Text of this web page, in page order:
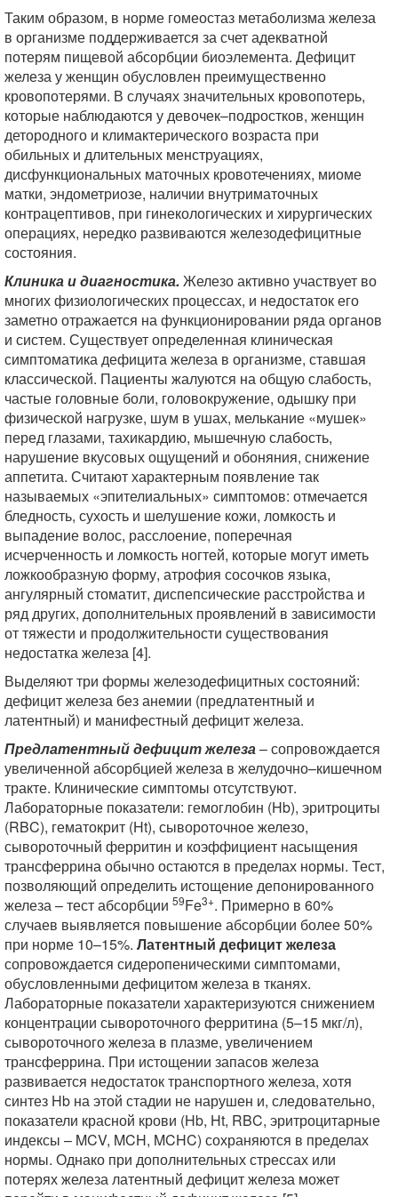
Таким образом, в норме гомеостаз метаболизма железа
в организме поддерживается за счет адекватной
потерям пищевой абсорбции биоэлемента. Дефицит
железа у женщин обусловлен преимущественно
кровопотерями. В случаях значительных кровопотерь,
которые наблюдаются у девочек–подростков, женщин
детородного и климактерического возраста при
обильных и длительных менструациях,
дисфункциональных маточных кровотечениях, миоме
матки, эндометриозе, наличии внутриматочных
контрацептивов, при гинекологических и хирургических
операциях, нередко развиваются железодефицитные
состояния.
Клиника и диагностика. Железо активно участвует во
многих физиологических процессах, и недостаток его
заметно отражается на функционировании ряда органов
и систем. Существует определенная клиническая
симптоматика дефицита железа в организме, ставшая
классической. Пациенты жалуются на общую слабость,
частые головные боли, головокружение, одышку при
физической нагрузке, шум в ушах, мелькание «мушек»
перед глазами, тахикардию, мышечную слабость,
нарушение вкусовых ощущений и обоняния, снижение
аппетита. Считают характерным появление так
называемых «эпителиальных» симптомов: отмечается
бледность, сухость и шелушение кожи, ломкость и
выпадение волос, расслоение, поперечная
исчерченность и ломкость ногтей, которые могут иметь
ложкообразную форму, атрофия сосочков языка,
ангулярный стоматит, диспепсические расстройства и
ряд других, дополнительных проявлений в зависимости
от тяжести и продолжительности существования
недостатка железа [4].
Выделяют три формы железодефицитных состояний:
дефицит железа без анемии (предлатентный и
латентный) и манифестный дефицит железа.
Предлатентный дефицит железа– сопровождается
увеличенной абсорбцией железа в желудочно–кишечном
тракте. Клинические симптомы отсутствуют.
Лабораторные показатели: гемоглобин (Hb), эритроциты
(RBC), гематокрит (Ht), сывороточное железо,
сывороточный ферритин и коэффициент насыщения
трансферрина обычно остаются в пределах нормы. Тест,
позволяющий определить истощение депонированного
железа – тест абсорбции 59Fe3+. Примерно в 60%
случаев выявляется повышение абсорбции более 50%
при норме 10–15%. Латентный дефицит железа
сопровождается сидеропеническими симптомами,
обусловленными дефицитом железа в тканях.
Лабораторные показатели характеризуются снижением
концентрации сывороточного ферритина (5–15 мкг/л),
сывороточного железа в плазме, увеличением
трансферрина. При истощении запасов железа
развивается недостаток транспортного железа, хотя
синтез Hb на этой стадии не нарушен и, следовательно,
показатели красной крови (Hb, Ht, RBC, эритроцитарные
индексы – MCV, MCH, MCHC) сохраняются в пределах
нормы. Однако при дополнительных стрессах или
потерях железа латентный дефицит железа может